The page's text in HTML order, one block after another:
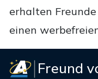
erhalten
einen
Freund